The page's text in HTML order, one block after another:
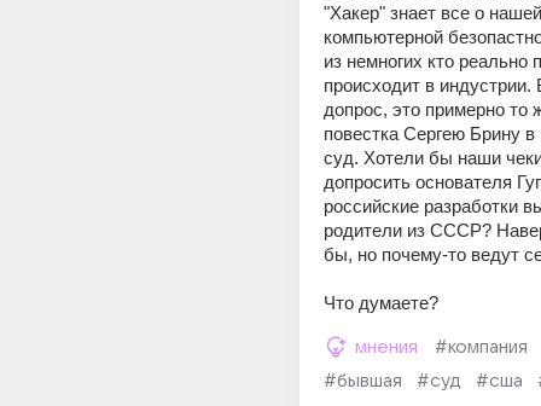
"Хакер" знает все о нашей
компьютерной
из немногих кто реально
происходит в индустрии.
допрос, это примерно то
повестка Сергею Брину в
суд. Хотели бы наши
допросить основателя
российские разработки
родители из СССР?
бы, но почему-то ведут
Что думаете?
мнения
#компания
#бывшая
#суд #сша